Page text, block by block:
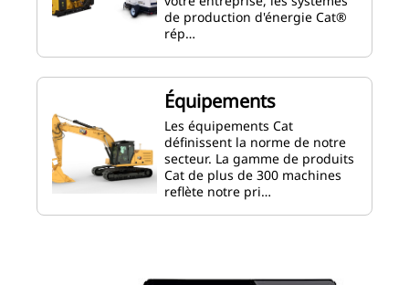
de production d'énergie Cat®
rép…
Équipements
Les équipements Cat
définissent la norme de notre
secteur. La gamme de produits
Cat de plus de 300 machines
reflète notre pri…